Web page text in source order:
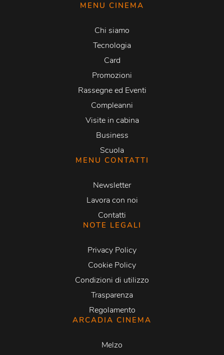
MENU CINEMA
Chi siamo
Tecnologia
Card
Promozioni
Rassegne ed Eventi
Compleanni
Visite in cabina
Business
Scuola
MENU CONTATTI
Newsletter
Lavora con noi
Contatti
NOTE LEGALI
Privacy Policy
Cookie Policy
Condizioni di utilizzo
Trasparenza
Regolamento
ARCADIA CINEMA
Melzo